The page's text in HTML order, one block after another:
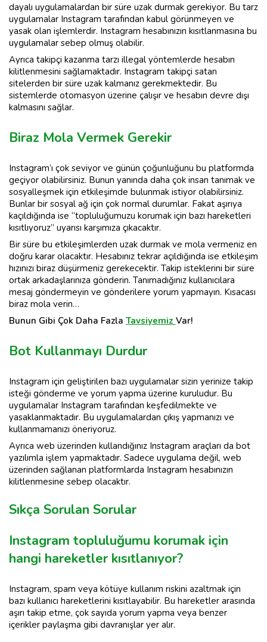
dayalı uygulamalardan bir süre uzak durmak gerekiyor. Bu tarz
uygulamalar Instagram tarafından kabul görünmeyen ve
yasak olan işlemlerdir. Instagram hesabınızın kısıtlanmasına bu
uygulamalar sebep olmuş olabilir.
Ayrıca takipçi kazanma tarzı illegal yöntemlerde hesabın
kilitlenmesini sağlamaktadır. Instagram takipçi satan
sitelerden bir süre uzak kalmanız gerekmektedir. Bu
sistemlerde otomasyon üzerine çalışır ve hesabın devre dışı
kalmasını sağlar.
Biraz Mola Vermek Gerekir
Instagram’ı çok seviyor ve günün çoğunluğunu bu platformda
geçiyor olabilirsiniz. Bunun yanında daha çok insan tanımak ve
sosyalleşmek için etkileşimde bulunmak istiyor olabilirsiniz.
Bunlar bir sosyal ağ için çok normal durumlar. Fakat aşırıya
kaçıldığında ise “topluluğumuzu korumak için bazı hareketleri
kısıtlıyoruz” uyarısı karşımıza çıkacaktır.
Bir süre bu etkileşimlerden uzak durmak ve mola vermeniz en
doğru karar olacaktır. Hesabınız tekrar açıldığında ise etkileşim
hızınızı biraz düşürmeniz gerekecektir. Takip isteklerini bir süre
ortak arkadaşlarınıza gönderin. Tanımadığınız kullanıcılara
mesaj göndermeyin ve gönderilere yorum yapmayın. Kısacası
biraz mola verin…
Bunun Gibi Çok Daha Fazla Tavsiyemiz Var!
Bot Kullanmayı Durdur
Instagram için geliştirilen bazı uygulamalar sizin yerinize takip
isteği gönderme ve yorum yapma üzerine kuruludur. Bu
uygulamalar Instagram tarafından keşfedilmekte ve
yasaklanmaktadır. Bu uygulamalardan çıkış yapmanızı ve
kullanmamanızı öneriyoruz.
Ayrıca web üzerinden kullandığınız Instagram araçları da bot
yazılımla işlem yapmaktadır. Sadece uygulama değil, web
üzerinden sağlanan platformlarda Instagram hesabınızın
kilitlenmesine sebep olacaktır.
Sıkça Sorulan Sorular
Instagram topluluğumu korumak için
hangi hareketler kısıtlanıyor?
Instagram, spam veya kötüye kullanım riskini azaltmak için
bazı kullanıcı hareketlerini kısıtlayabilir. Bu hareketler arasında
aşırı takip etme, çok sayıda yorum yapma veya benzer
içerikler paylaşma gibi davranışlar yer alır.